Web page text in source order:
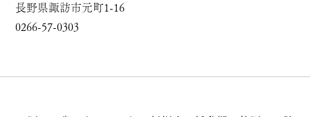
長野県諏訪市元町1-16
0266-57-0303